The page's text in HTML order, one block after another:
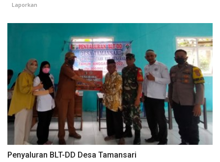
Laporkan
Penyaluran BLT-DD Desa Tamansari